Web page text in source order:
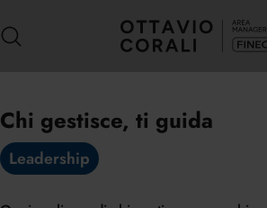
Chi gestisce, ti guida
Leadership